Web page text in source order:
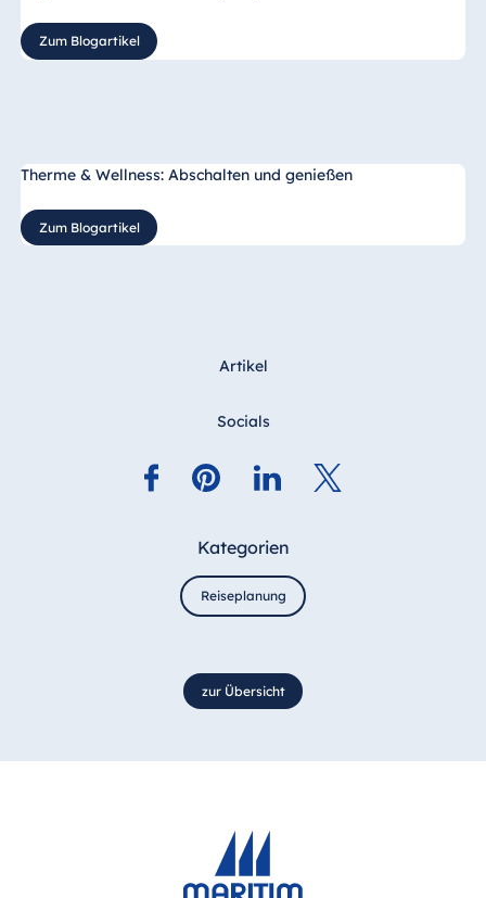
Zum Blogartikel
Therme & Wellness: Abschalten und genießen
Zum Blogartikel
Artikel
Socials
Kategorien
Reiseplanung
zur Übersicht